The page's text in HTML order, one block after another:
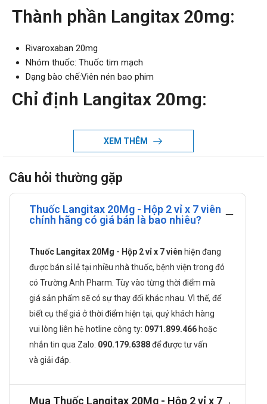
Thành phần Langitax 20mg:
Rivaroxaban 20mg
Nhóm thuốc: Thuốc tim mạch
Dạng bào chế:Viên nén bao phim
Chỉ định Langitax 20mg:
Thuốc được chỉ định để phòng ngừa huyết khối tắc tĩnh
mạch (VTE) ở các bệnh nhân tiến hành đại phẫu thuật
Liều dùng Langitax 20mg:
Liều khuyến cáo để phòng ngừa huyết khối tắc tĩnh mạch
trong đại phẫu thuật chỉnh hình là một viên nén 10mg hàng
Thời gian điều trị
Sau khi tiến hành đại phẫu khớp háng, bệnh nhân phải
được điều trị trong 5 tuần.
Sau khi tiến hành đại phẫu khớp gối cần phải điều trị
trong 2 tuần.
Cách dùng thuốc và khoảng cách liều
Một viên nén 10 mg uống một lần mỗi ngày.
Thuốc có thể dùng cùng hoặc không cùng với thức ăn.
sau phẫu thuật, với điều kiện tình trạng cầm máu đã
XEM THÊM
Câu hỏi thường gặp
Thuốc Langitax 20Mg - Hộp 2 vỉ x 7 viên
chính hãng có giá bán là bao nhiêu?
Thuốc Langitax 20Mg - Hộp 2 vỉ x 7 viên hiện đang
được bán sỉ lẻ tại nhiều nhà thuốc, bệnh viện trong đó
có Trường Anh Pharm. Tùy vào từng thời điểm mà
giá sản phẩm sẽ có sự thay đổi khác nhau. Vì thế, để
biết cụ thể giá ở thời điểm hiện tại, quý khách hàng
vui lòng liên hệ hotline công ty: 0971.899.466 hoặc
nhắn tin qua Zalo: 090.179.6388để được tư vấn
và giải đáp.
Mua Thuốc Langitax 20Mg - Hộp 2 vỉ x 7